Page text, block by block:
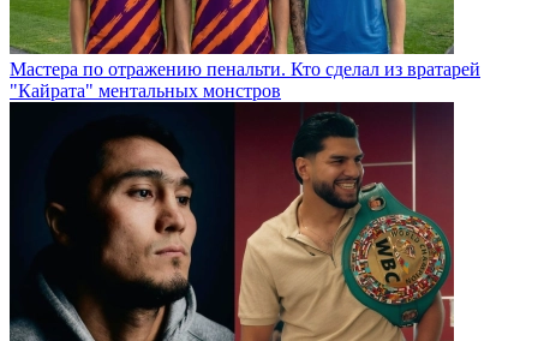
Мастера по отражению пенальти. Кто сделал из вратарей
"Кайрата" ментальных монстров